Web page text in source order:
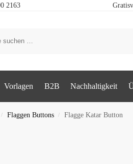
2163
Vorlagen B2B Nachhaltigkeit
/ Flaggen Buttons / Flagge Katar Button